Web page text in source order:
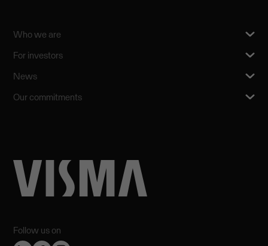
Follow us on
Who we are
For investors
News
Our commitments